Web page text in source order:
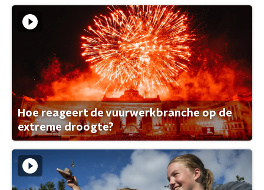
Hoe reageert de vuurwerkbranche op de
extreme droogte?